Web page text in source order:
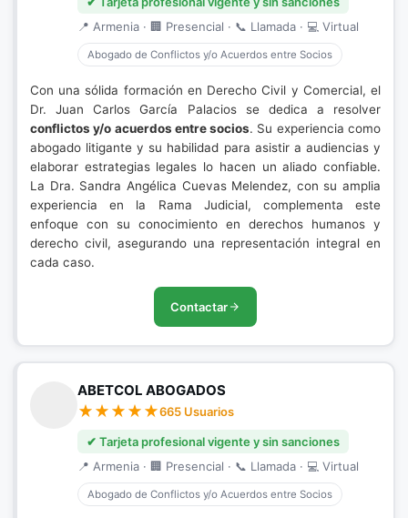
📍 Armenia · 🏢 Presencial · 📞 Llamada · 💻 Virtual
Abogado de Conflictos y/o Acuerdos entre Socios
Con una sólida formación en Derecho Civil y Comercial, el
Dr. Juan Carlos García Palacios se dedica a resolver
conflictos y/o acuerdos entre socios. Su experiencia como
abogado litigante y su habilidad para asistir a audiencias y
elaborar estrategias legales lo hacen un aliado confiable.
La Dra. Sandra Angélica Cuevas Melendez, con su amplia
experiencia en la Rama Judicial, complementa este
enfoque con su conocimiento en derechos humanos y
derecho civil, asegurando una representación integral en
cada caso.
Contactar
ABETCOL ABOGADOS
665 Usuarios
✔ Tarjeta profesional vigente y sin sanciones
📍 Armenia · 🏢 Presencial · 📞 Llamada · 💻 Virtual
Abogado de Conflictos y/o Acuerdos entre Socios